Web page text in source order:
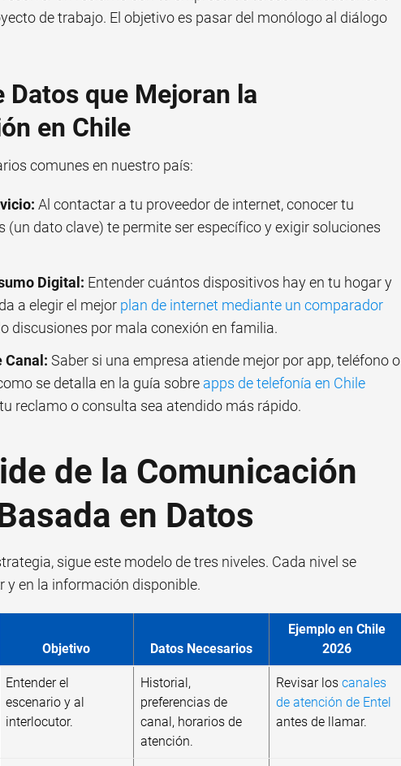
de trabajo. El objetivo es pasar del monólogo al diálogo
Datos que Mejoran la
en Chile
comunes en nuestro país:
Al contactar a tu proveedor de internet, conocer tu
(un dato clave) te permite ser específico y exigir soluciones
Digital: Entender cuántos dispositivos hay en tu hogar y
a elegir el mejor plan de internet mediante un comparador
discusiones por mala conexión en familia.
Canal: Saber si una empresa atiende mejor por app, teléfono o
se detalla en la guía sobre apps de telefonía en Chile
reclamo o consulta sea atendido más rápido.
de la Comunicación
en Datos
sigue este modelo de tres niveles. Cada nivel se
y en la información disponible.
Objetivo Datos Necesarios
Ejemplo en Chile
2026
Entender el
escenario y al
interlocutor.
Historial,
preferencias de
canal, horarios de
atención.
Revisar los canales
de atención de Entel
antes de llamar.